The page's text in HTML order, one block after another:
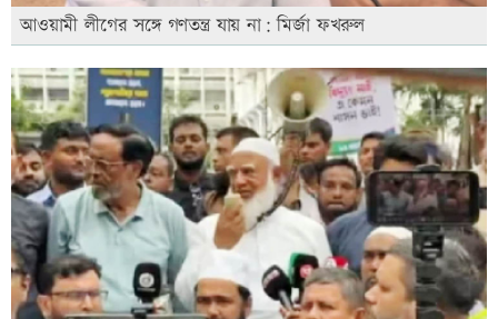
আওয়ামী লীগের সঙ্গে গণতন্ত্র যায় না: মির্জা ফখরুল